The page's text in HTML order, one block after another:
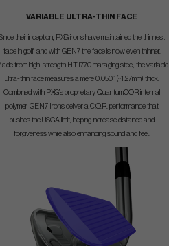
VARIABLE ULTRA-THIN FACE
their inception, PXG irons have maintained the thinnest
face in golf, and with GEN7 the face is now even thinner.
from high-strength HT1770 maraging steel, the variable
ultra-thin face measures a mere 0.050” (~1.27mm) thick.
Combined with PXG’s proprietary QuantumCOR internal
polymer, GEN7 Irons deliver a C.O.R. performance that
pushes the USGA limit, helping increase distance and
forgiveness while also enhancing sound and feel.